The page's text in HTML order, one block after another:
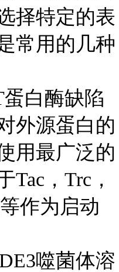
择特定的表
常用的几种
白酶缺陷
外源蛋白的
用最广泛的
Tac，Trc，
作为启动
噬菌体溶